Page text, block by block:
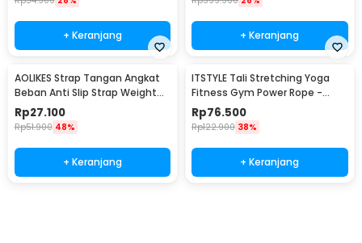
+ Keranjang + Keranjang
AOLIKES Strap Tangan Angkat
Beban Anti Slip Strap Weight
Lifting 2 PCS - 7635
Rp27.100
Rp51.900 48%
+ Keranjang
ITSTYLE Tali Stretching Yoga
Fitness Gym Power Rope -
P3PRO
Rp76.500
Rp122.900 38%
+ Keranjang